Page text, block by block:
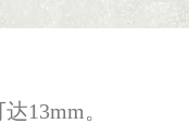
13mm。